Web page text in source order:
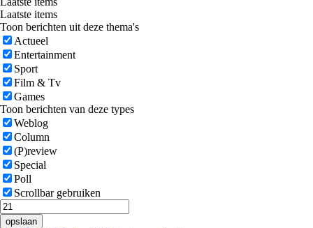
Laatste items
Toon berichten uit deze thema's
Actueel
Entertainment
Sport
Film & Tv
Games
Toon berichten van deze types
Weblog
Column
(P)review
Special
Poll
Scrollbar gebruiken
opslaan